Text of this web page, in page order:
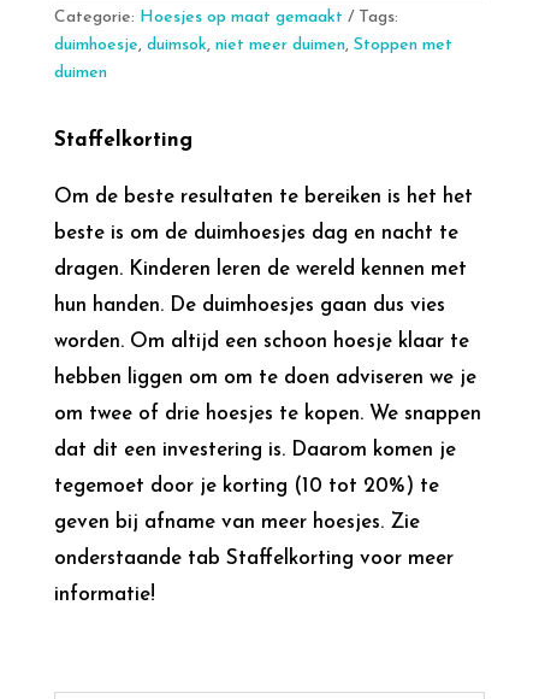
kinderen
of
volwassenen
Categorie: Hoesjes op maat gemaakt
Tags:
duimhoesje, duimsok, niet meer duimen, Stoppen met
duimen
Staffelkorting
Om de beste resultaten te bereiken is het het
beste is om de duimhoesjes dag en nacht te
dragen. Kinderen leren de wereld kennen met
hun handen. De duimhoesjes gaan dus vies
worden. Om altijd een schoon hoesje klaar te
hebben liggen om om te doen adviseren we je
om twee of drie hoesjes te kopen. We snappen
dat dit een investering is. Daarom komen je
tegemoet door je korting (10 tot 20%) te
geven bij afname van meer hoesjes. Zie
onderstaande tab Staffelkorting voor meer
informatie!